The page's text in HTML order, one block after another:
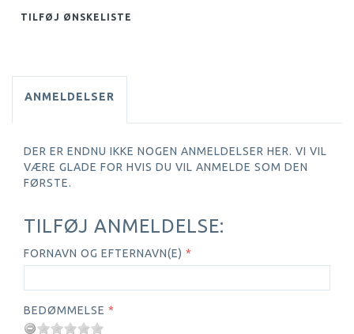
TILFØJ ØNSKELISTE
ANMELDELSER
DER ER ENDNU IKKE NOGEN ANMELDELSER HER. VI VIL
VÆRE GLADE FOR HVIS DU VIL ANMELDE SOM DEN
FØRSTE.
TILFØJ ANMELDELSE:
FORNAVN OG EFTERNAVN(E)
BEDØMMELSE